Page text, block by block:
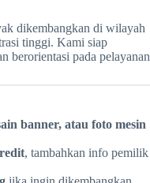
dikembangkan di wilayah
tinggi. Kami siap
berorientasi pada pelayanan
banner, atau foto mesin
, tambahkan info pemilik